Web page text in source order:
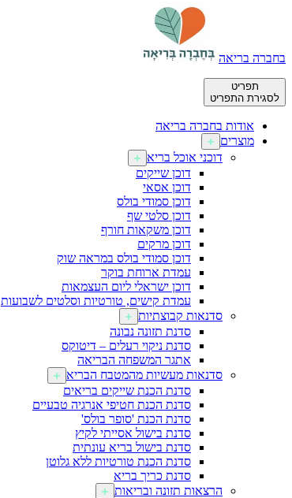
בחברה בריאה
תפריט
לסגירת התפריט
אודות בחברה בריאה
מוצרים
דוכני אוכל בריא
דוכן שייקים
דוכן אסאי
דוכן סמודי בולס
דוכן סלטי שף
דוכן משקאות חורף
דוכן מרקים
דוכן סמודי בולס במראה שוק
עמדת ארוחת בוקר
דוכן ישראלי ליום העצמאות
עמדת קישים, טורטיות וסלטים לשבועות
סדנאות קבוצתיות
סדנת תזונה נבונה
סדנת ניקוי רעלים – דיטוקס
אתגר המשפחה הבריאה
סדנאות מעשיות מהמטבח הבריא
סדנת הכנת שייקים בריאים
סדנת הכנת חטיפי אנרגיה טבעיים
סדנת הכנת 'סופר בולס'
סדנת בישול אסייתי לקיץ
סדנת בישול בריא עונתית
סדנת הכנת טורטיות ללא גלוטן
סדנת כריך בריא
הרצאות תזונה ובריאות